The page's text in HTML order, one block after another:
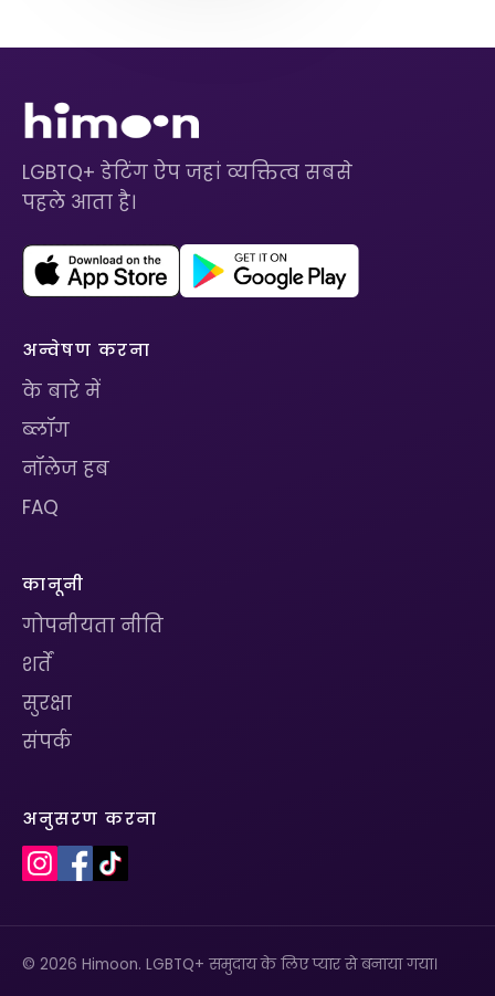
LGBTQ+ डेटिंग ऐप जहां व्यक्तित्व सबसे
पहले आता है।
अन्वेषण करना
के बारे में
ब्लॉग
नॉलेज हब
FAQ
कानूनी
गोपनीयता नीति
शर्तें
सुरक्षा
संपर्क
अनुसरण करना
© 2026 Himoon. LGBTQ+ समुदाय के लिए प्यार से बनाया गया।